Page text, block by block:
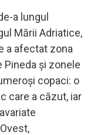
a lungul
Mării Adriatice,
a afectat zona
Pineda și zonele
copaci: o
care a căzut, iar